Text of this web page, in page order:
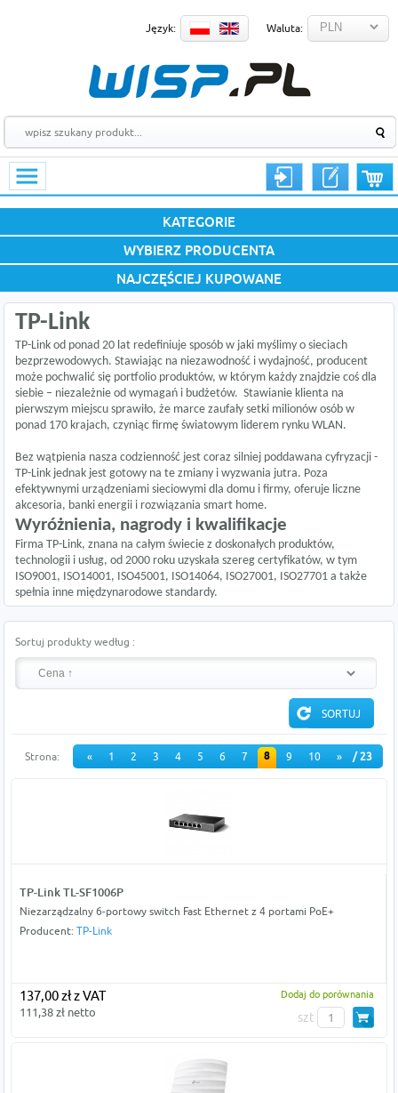
Język: Waluta:
KATEGORIE
WYBIERZ PRODUCENTA
NAJCZĘŚCIEJ KUPOWANE
TP-Link
TP-Link od ponad 20 lat redefiniuje sposób w jaki myślimy o sieciach
bezprzewodowych. Stawiając na niezawodność i wydajność, producent
może pochwalić się portfolio produktów, w którym każdy znajdzie coś dla
siebie – niezależnie od wymagań i budżetów. Stawianie klienta na
pierwszym miejscu sprawiło, że marce zaufały setki milionów osób w
ponad 170 krajach, czyniąc firmę światowym liderem rynku WLAN.
Bez wątpienia nasza codzienność jest coraz silniej poddawana cyfryzacji -
TP-Link jednak jest gotowy na te zmiany i wyzwania jutra. Poza
efektywnymi urządzeniami sieciowymi dla domu i firmy, oferuje liczne
akcesoria, banki energii i rozwiązania smart home.
Wyróżnienia, nagrody i kwalifikacje
Firma TP-Link, znana na całym świecie z doskonałych produktów,
technologii i usług, od 2000 roku uzyskała szereg certyfikatów, w tym
ISO9001, ISO14001, ISO45001, ISO14064, ISO27001, ISO27701 a także
spełnia inne międzynarodowe standardy.
Sortuj produkty według :
Strona: « 1 2 3 4 5 6 7 8 9 10 » / 23
TP-Link TL-SF1006P
Niezarządzalny 6-portowy switch Fast Ethernet z 4 portami PoE+
Producent: TP-Link
137,00 zł z VAT
111,38 zł netto
Dodaj do porównania
szt